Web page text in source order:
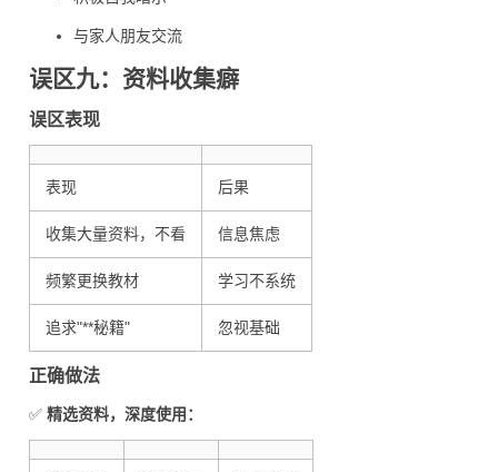
与家人朋友交流
误区九：资料收集癖
误区表现
表现 后果
收集大量资料，不看 信息焦虑
频繁更换教材 学习不系统
追求"**秘籍" 忽视基础
正确做法
✅ 精选资料，深度使用：